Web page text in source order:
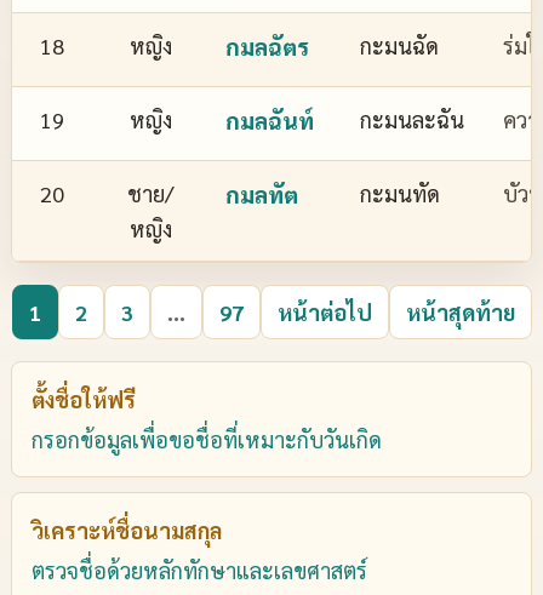
18 หญิง กมลฉัตร กะมนฉัด ร่มใ
19 หญิง กมลฉันท์ กะมนละฉัน คว
20
ชาย/
หญิง
กมลทัต กะมนทัด บัว
1 2 3 ... 97 หน้าต่อไป หน้าสุดท้าย
ตั้งชื่อให้ฟรี
กรอกข้อมูลเพื่อขอชื่อที่เหมาะกับวันเกิด
วิเคราะห์ชื่อนามสกุล
ตรวจชื่อด้วยหลักทักษาและเลขศาสตร์